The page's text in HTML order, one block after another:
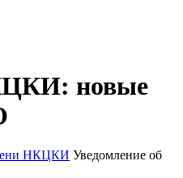
новые
НКЦКИ Уведомление об